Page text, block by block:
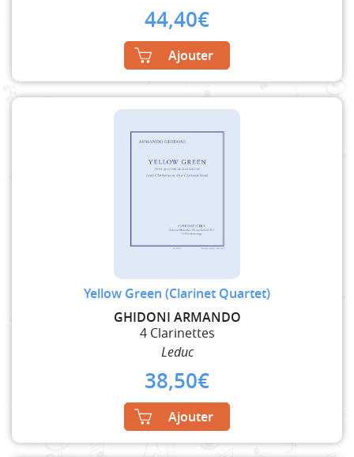
44,40€
Ajouter
Yellow Green (Clarinet Quartet)
GHIDONI ARMANDO
4 Clarinettes
Leduc
38,50€
Ajouter